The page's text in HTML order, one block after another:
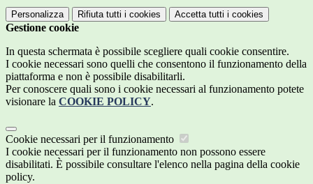
Personalizza Rifiuta tutti i cookies Accetta tutti i cookies
Gestione cookie
In questa schermata è possibile scegliere quali cookie consentire.
I cookie necessari sono quelli che consentono il funzionamento della
piattaforma e non è possibile disabilitarli.
Per conoscere quali sono i cookie necessari al funzionamento potete
visionare la COOKIE POLICY.
Cookie necessari per il funzionamento
I cookie necessari per il funzionamento non possono essere
disabilitati. È possibile consultare l'elenco nella pagina della cookie
policy.